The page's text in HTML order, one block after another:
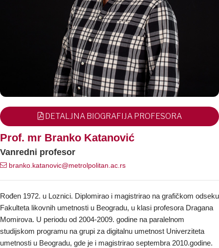
DETALJNA BIOGRAFIJA PROFESORA
Prof. mr Branko Katanović
Vanredni profesor
branko.katanovic@metrolpolitan.ac.rs
Rođen 1972. u Loznici. Diplomirao i magistrirao na grafičkom odseku
Fakulteta likovnih umetnosti u Beogradu, u klasi profesora Dragana
Momirova. U periodu od 2004-2009. godine na paralelnom
studijskom programu na grupi za digitalnu umetnost Univerziteta
umetnosti u Beogradu, gde je i magistrirao septembra 2010.godine.